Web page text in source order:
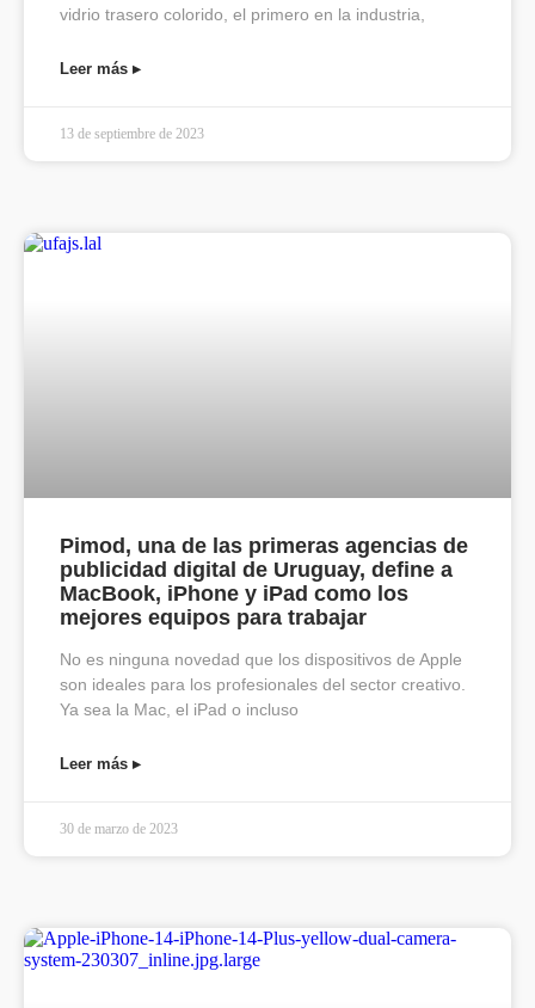
vidrio trasero colorido, el primero en la industria,
Leer más ▸
13 de septiembre de 2023
Pimod, una de las primeras agencias de
publicidad digital de Uruguay, define a
MacBook, iPhone y iPad como los
mejores equipos para trabajar
No es ninguna novedad que los dispositivos de Apple
son ideales para los profesionales del sector creativo.
Ya sea la Mac, el iPad o incluso
Leer más ▸
30 de marzo de 2023